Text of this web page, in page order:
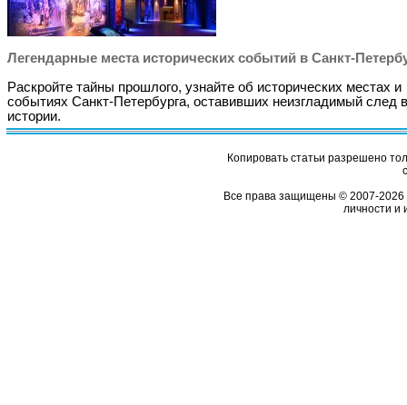
Легендарные места исторических событий в Санкт-
Раскройте тайны прошлого, узнайте об исторических местах и
событиях Санкт-Петербурга, оставивших неизгладимый след в
истории.
Копировать статьи разрешено
Все права защищены © 2007-2026
личности и